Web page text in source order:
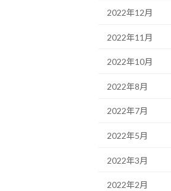
2022年12月
2022年11月
2022年10月
2022年8月
2022年7月
2022年5月
2022年3月
2022年2月